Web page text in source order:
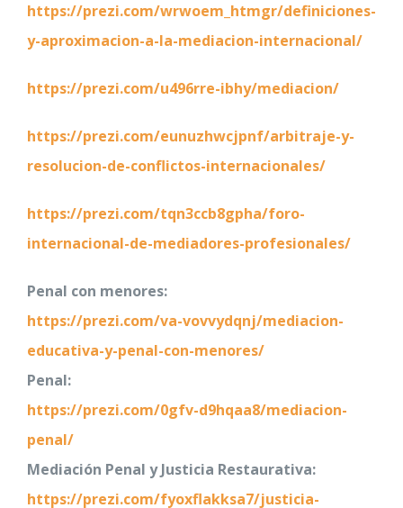
https://prezi.com/wrwoem_htmgr/definiciones-
y-aproximacion-a-la-mediacion-internacional/
https://prezi.com/u496rre-ibhy/mediacion/
https://prezi.com/eunuzhwcjpnf/arbitraje-y-
resolucion-de-conflictos-internacionales/
https://prezi.com/tqn3ccb8gpha/foro-
internacional-de-mediadores-profesionales/
Penal con menores:
https://prezi.com/va-vovvydqnj/mediacion-
educativa-y-penal-con-menores/
Penal:
https://prezi.com/0gfv-d9hqaa8/mediacion-
penal/
Mediación Penal y Justicia Restaurativa:
https://prezi.com/fyoxflakksa7/justicia-